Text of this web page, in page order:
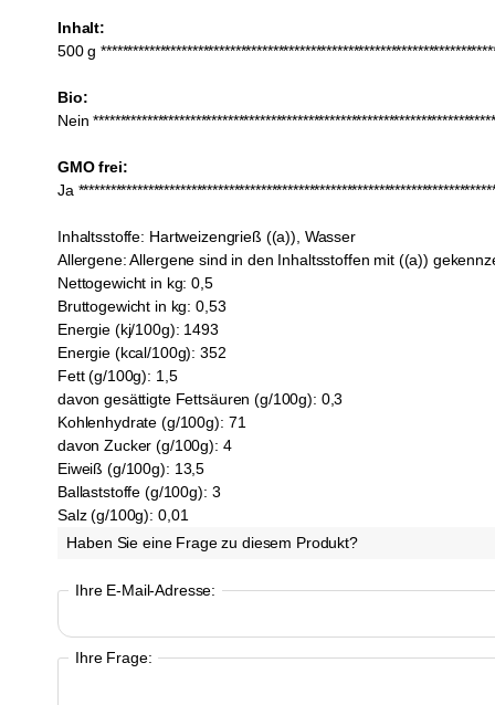
Inhalt:
500 g
Bio:
Nein
GMO frei:
Ja
Inhaltsstoffe: Hartweizengrieß ((a)), Wasser
Allergene: Allergene sind in den Inhaltsstoffen mit ((a))
Nettogewicht in kg: 0,5
Bruttogewicht in kg: 0,53
Energie (kj/100g): 1493
Energie (kcal/100g): 352
Fett (g/100g): 1,5
davon gesättigte Fettsäuren (g/100g): 0,3
Kohlenhydrate (g/100g): 71
davon Zucker (g/100g): 4
Eiweiß (g/100g): 13,5
Ballaststoffe (g/100g): 3
Salz (g/100g): 0,01
Haben Sie eine Frage zu diesem Produkt?
Ihre E-Mail-Adresse:
Ihre Frage: